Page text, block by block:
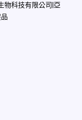
物科技有限公司|亞